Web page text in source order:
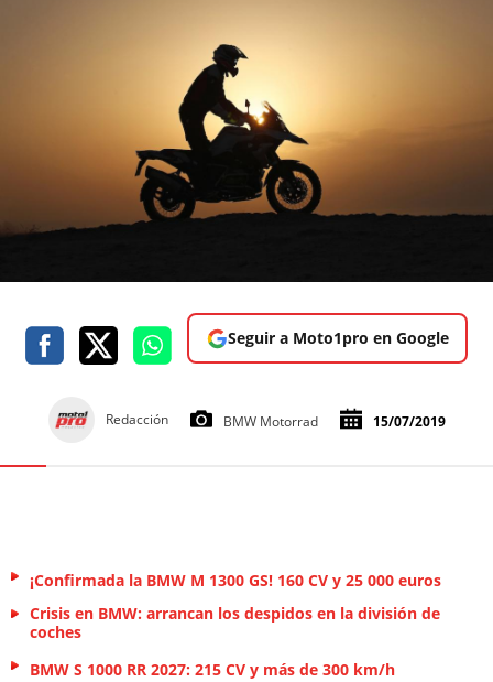
Seguir a Moto1pro en Google
Redacción BMW Motorrad 15/07/2019
¡Confirmada la BMW M 1300 GS! 160 CV y 25 000 euros
Crisis en BMW: arrancan los despidos en la división de
coches
BMW S 1000 RR 2027: 215 CV y más de 300 km/h